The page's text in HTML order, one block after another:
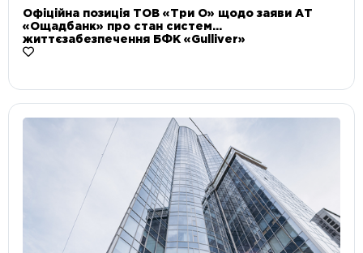
Офіційна позиція ТОВ «Три О» щодо заяви АТ
«Ощадбанк» про стан систем
життєзабезпечення БФК «Gulliver»